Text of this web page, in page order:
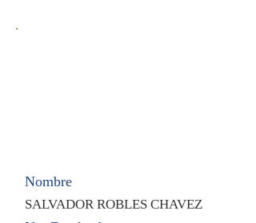
Nombre
SALVADOR ROBLES CHAVEZ